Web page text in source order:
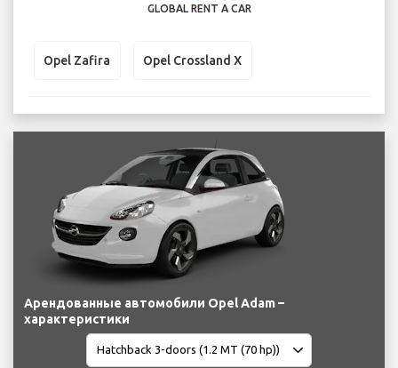
GLOBAL RENT A CAR
Opel Zafira Opel Crossland X
Арендованные автомобили Opel Adam –
характеристики